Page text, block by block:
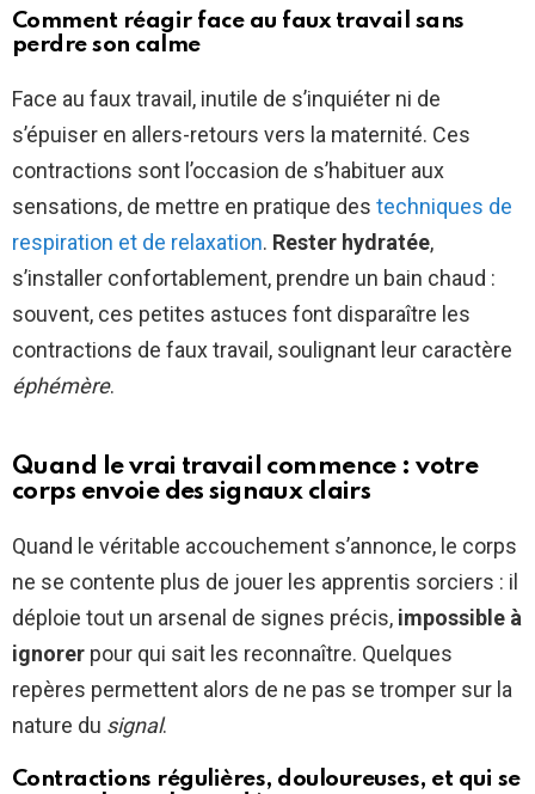
Comment réagir face au faux travail sans
perdre son calme
Face au faux travail, inutile de s’inquiéter ni de
s’épuiser en allers-retours vers la maternité. Ces
contractions sont l’occasion de s’habituer aux
sensations, de mettre en pratique des techniques de
respiration et de relaxation. Rester hydratée,
s’installer confortablement, prendre un bain chaud :
souvent, ces petites astuces font disparaître les
contractions de faux travail, soulignant leur caractère
éphémère.
Quand le vrai travail commence : votre
corps envoie des signaux clairs
Quand le véritable accouchement s’annonce, le corps
ne se contente plus de jouer les apprentis sorciers : il
déploie tout un arsenal de signes précis, impossible à
ignorer pour qui sait les reconnaître. Quelques
repères permettent alors de ne pas se tromper sur la
nature du signal.
Contractions régulières, douloureuses, et qui se